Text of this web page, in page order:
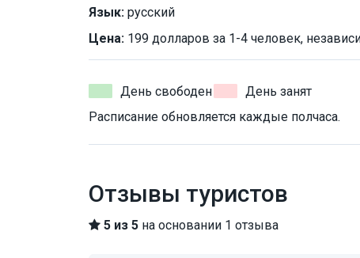
Язык: русский
Цена: 199 долларов за 1-4 человек,
День свободен
День занят
Расписание обновляется каждые полчаса.
Отзывы туристов
5 из 5 на основании 1 отзыва